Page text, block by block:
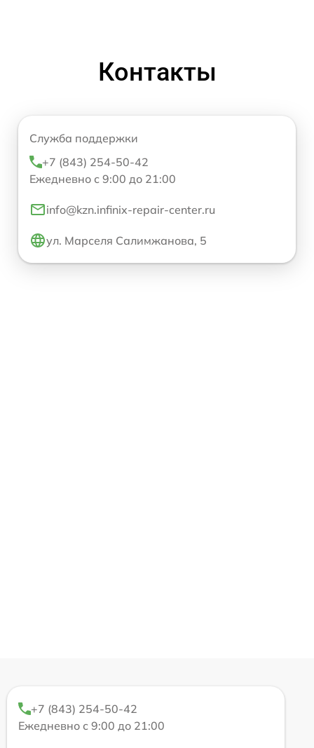
Контакты
Служба поддержки
+7 (843) 254-50-42
Ежедневно с 9:00 до 21:00
info@kzn.infinix-repair-center.ru
ул. Марселя Салимжанова, 5
+7 (843) 254-50-42
Ежедневно с 9:00 до 21:00